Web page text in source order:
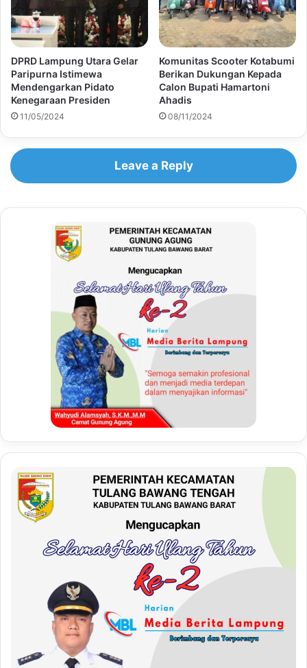
DPRD Lampung Utara Gelar
Paripurna Istimewa
Mendengarkan Pidato
Kenegaraan Presiden
11/05/2024
Komunitas Scooter Kotabumi
Berikan Dukungan Kepada
Calon Bupati Hamartoni
Ahadis
08/11/2024
Leave a Reply